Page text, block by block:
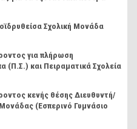
Σχολική Μονάδα
για πλήρωση
(Π.Σ.) και Πειραματικά Σχολεία
κενής θέσης Διευθυντή/
(Εσπερινό Γυμνάσιο